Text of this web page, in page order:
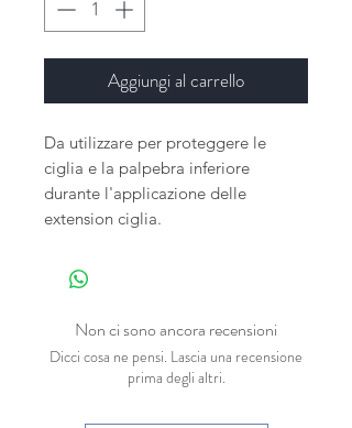
Aggiungi al carrello
Da utilizzare per proteggere le
ciglia e la palpebra inferiore
durante l'applicazione delle
extension ciglia.
Non ci sono ancora recensioni
Dicci cosa ne pensi. Lascia una recensione
prima degli altri.